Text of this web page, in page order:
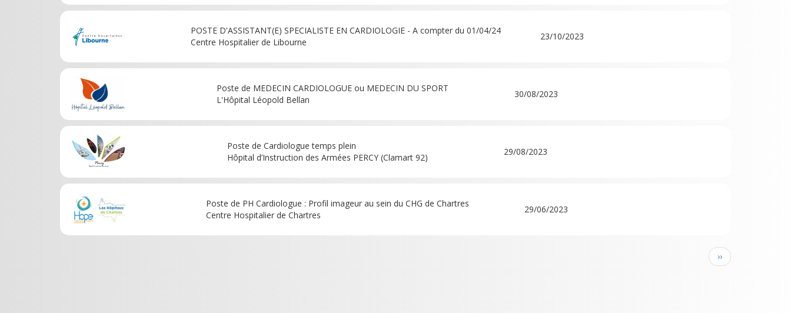
POSTE D'ASSISTANT(E) SPECIALISTE EN CARDIOLOGIE - A compter du 01/04/24
Centre Hospitalier de Libourne
23/10/2023
Poste de MEDECIN CARDIOLOGUE ou MEDECIN DU SPORT
L'Hôpital Léopold Bellan
30/08/2023
Poste de Cardiologue temps plein
Hôpital d’Instruction des Armées PERCY (Clamart 92)
29/08/2023
Poste de PH Cardiologue : Profil imageur au sein du CHG de Chartres
Centre Hospitalier de Chartres
29/06/2023
Page suivante
››